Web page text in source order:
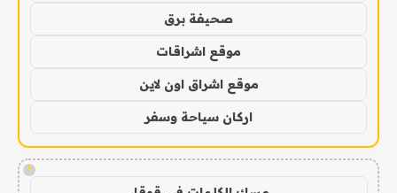
صحيفة برق
موقع اشراقات
موقع اشراق اون لاين
اركان سياحة وسفر
!